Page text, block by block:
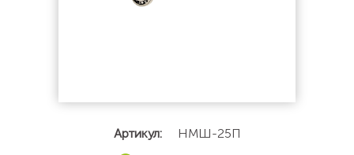
Артикул: НМШ-25П